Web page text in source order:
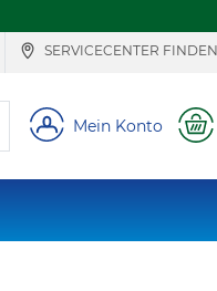
SERVICECENTER FINDEN
Mein Konto